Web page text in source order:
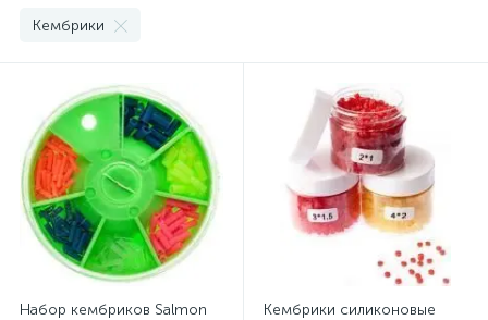
Стопора для бойлов
Кембрики
Набор кембриков Salmon
Кембрики силиконовые